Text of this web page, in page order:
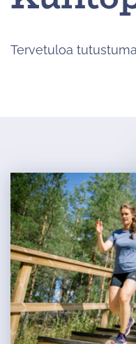
Tervetuloa